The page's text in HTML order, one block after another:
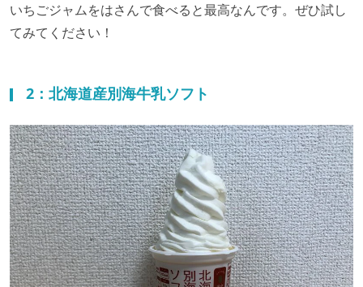
いちごジャムをはさんで食べると最高なんです。ぜひ試し
てみてください！
2：北海道産別海牛乳ソフト